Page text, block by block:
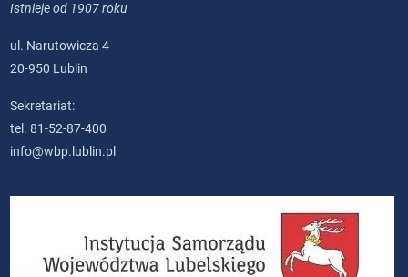
Istnieje od 1907 roku
ul. Narutowicza 4
20-950 Lublin
Sekretariat:
tel. 81-52-87-400
info@wbp.lublin.pl